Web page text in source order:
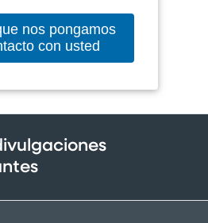
nos pongamos
con usted